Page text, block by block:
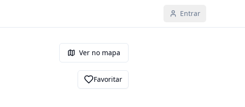
Entrar
Ver no mapa
Favoritar